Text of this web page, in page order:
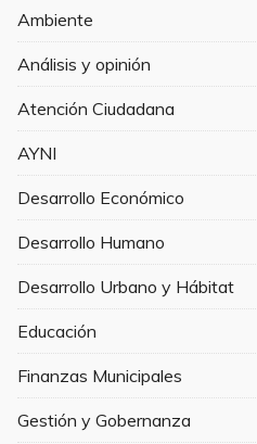
Ambiente
Análisis y opinión
Atención Ciudadana
AYNI
Desarrollo Económico
Desarrollo Humano
Desarrollo Urbano y Hábitat
Educación
Finanzas Municipales
Gestión y Gobernanza